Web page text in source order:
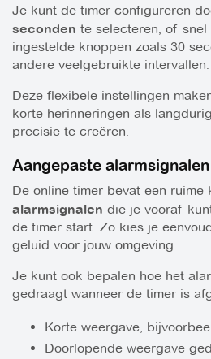
Je kunt de timer configureren
seconden te selecteren, of
ingestelde knoppen zoals 30
andere veelgebruikte intervallen.
Deze flexibele instellingen
korte herinneringen als
precisie te creëren.
Aangepaste
De online timer bevat een ruime
alarmsignalen die je vooraf
de timer start. Zo kies je
geluid voor jouw omgeving.
Je kunt ook bepalen hoe het
gedraagt wanneer de timer is
Korte weergave,
Doorlopende weergave